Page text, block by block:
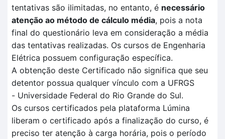
tentativas são ilimitadas, no entanto, é necessário
atenção ao método de cálculo média, pois a nota
final do questionário leva em consideração a média
das tentativas realizadas. Os cursos de Engenharia
Elétrica possuem configuração específica.
A obtenção deste Certificado não significa que seu
detentor possua qualquer vínculo com a UFRGS
- Universidade Federal do Rio Grande do Sul.
Os cursos certificados pela plataforma Lúmina
liberam o certificado após a finalização do curso, é
preciso ter atenção à carga horária, pois o período